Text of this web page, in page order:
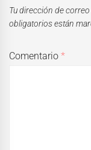
Tu dirección de
obligatorios están
Comentario*